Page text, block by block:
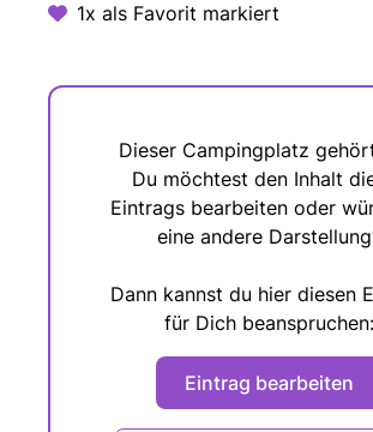
1x als Favorit markiert
Dieser Campingplatz
Du möchtest den Inhalt
Eintrags bearbeiten oder
eine andere
Dann kannst du hier diesen
für Dich beanspruchen:
Eintrag bearbeiten